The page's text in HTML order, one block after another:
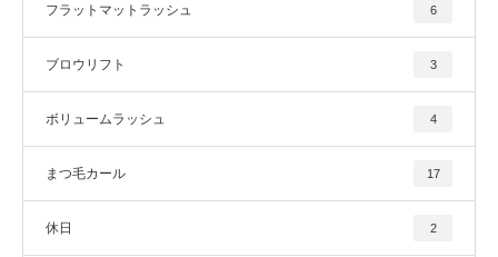
フラットマットラッシュ 6
ブロウリフト 3
ボリュームラッシュ 4
まつ毛カール 17
休日 2